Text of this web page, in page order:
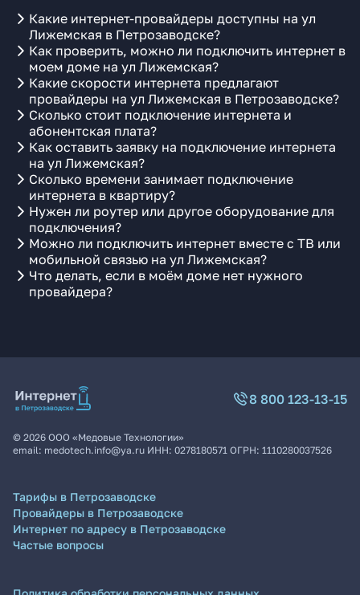
Какие интернет-провайдеры доступны на ул
Лижемская в Петрозаводске?
Как проверить, можно ли подключить интернет в
моем доме на ул Лижемская?
Какие скорости интернета предлагают
провайдеры на ул Лижемская в Петрозаводске?
Сколько стоит подключение интернета и
абонентская плата?
Как оставить заявку на подключение интернета
на ул Лижемская?
Сколько времени занимает подключение
интернета в квартиру?
Нужен ли роутер или другое оборудование для
подключения?
Можно ли подключить интернет вместе с ТВ или
мобильной связью на ул Лижемская?
Что делать, если в моём доме нет нужного
провайдера?
8 800 123-13-15
© 2026 ООО «Медовые Технологии»
email: medotech.info@ya.ru ИНН: 0278180571 ОГРН: 1110280037526
Тарифы в Петрозаводске
Провайдеры в Петрозаводске
Интернет по адресу в Петрозаводске
Частые вопросы